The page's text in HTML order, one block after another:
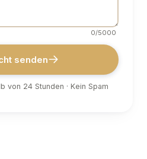
0/5000
senden
von 24 Stunden · Kein Spam